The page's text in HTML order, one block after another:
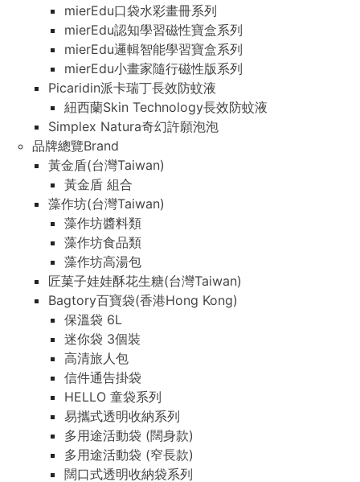
mierEdu口袋水彩畫冊系列
mierEdu認知學習磁性寶盒系列
mierEdu邏輯智能學習寶盒系列
mierEdu小畫家隨行磁性版系列
Picaridin派卡瑞丁長效防蚊液
紐西蘭Skin Technology長效防蚊液
Simplex Natura奇幻許願泡泡
品牌總覽Brand
黃金盾(台灣Taiwan)
黃金盾 組合
藻作坊(台灣Taiwan)
藻作坊醬料類
藻作坊食品類
藻作坊高湯包
匠菓子娃娃酥花生糖(台灣Taiwan)
Bagtory百寶袋(香港Hong Kong)
保溫袋 6L
迷你袋 3個裝
高清旅人包
信件通告掛袋
HELLO 童袋系列
易攜式透明收納系列
多用途活動袋 (闊身款)
多用途活動袋 (窄長款)
闊口式透明收納袋系列